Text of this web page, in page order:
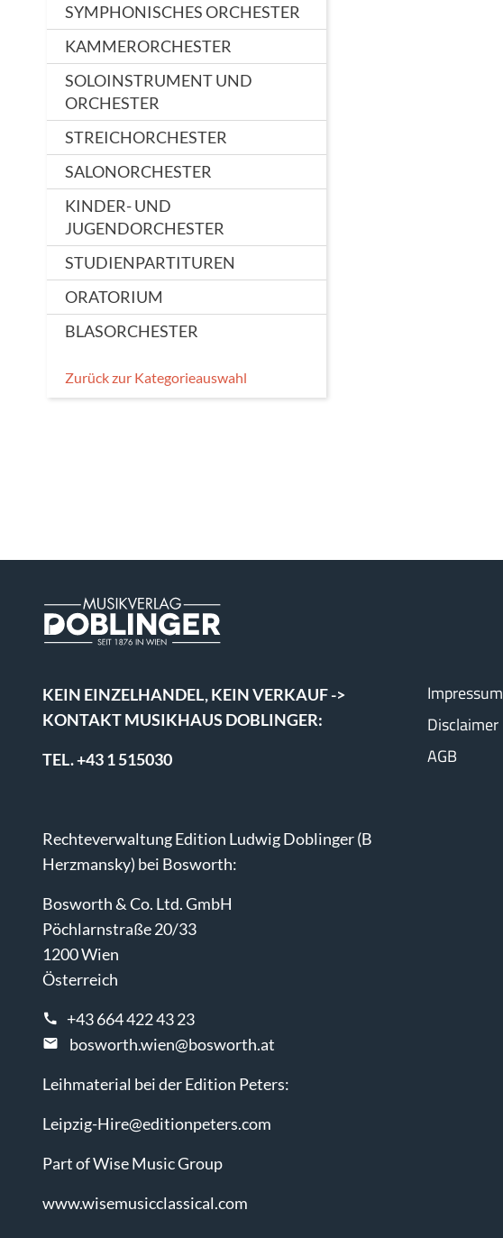
SYMPHONISCHES ORCHESTER
KAMMERORCHESTER
SOLOINSTRUMENT UND
ORCHESTER
STREICHORCHESTER
SALONORCHESTER
KINDER- UND
JUGENDORCHESTER
STUDIENPARTITUREN
ORATORIUM
BLASORCHESTER
Zurück zur Kategorieauswahl
KEIN EINZELHANDEL, KEIN VERKAUF ->
KONTAKT MUSIKHAUS DOBLINGER:
TEL. +43 1 515030
Rechteverwaltung Edition Ludwig Doblinger (B
Herzmansky) bei Bosworth:
Bosworth & Co. Ltd. GmbH
Pöchlarnstraße 20/33
1200 Wien
Österreich
+43 664 422 43 23
bosworth.wien@bosworth.at
Leihmaterial bei der Edition Peters:
Leipzig-Hire@editionpeters.com
Part of Wise Music Group
www.wisemusicclassical.com
Impressum
Disclaimer
AGB